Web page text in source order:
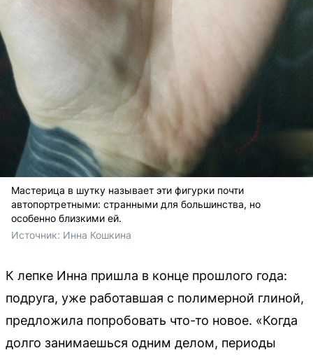
Мастерица в шутку называет эти фигурки почти
автопортретными: странными для большинства, но
особенно близкими ей.
Источник: Инна Кошкина
К лепке Инна пришла в конце прошлого года:
подруга, уже работавшая с полимерной глиной,
предложила попробовать что-то новое. «Когда
долго занимаешься одним делом, периоды